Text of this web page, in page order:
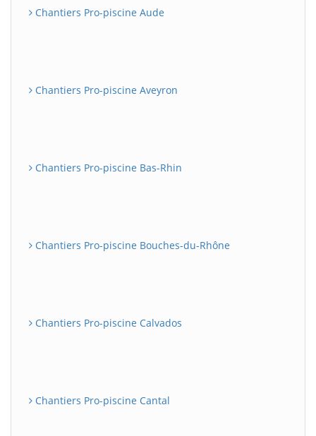
Chantiers Pro-piscine Aude
Chantiers Pro-piscine Aveyron
Chantiers Pro-piscine Bas-Rhin
Chantiers Pro-piscine Bouches-du-Rhône
Chantiers Pro-piscine Calvados
Chantiers Pro-piscine Cantal